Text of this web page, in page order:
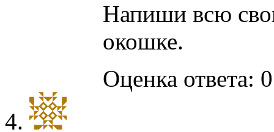
Напиши всю
окошке.
Оценка ответа: